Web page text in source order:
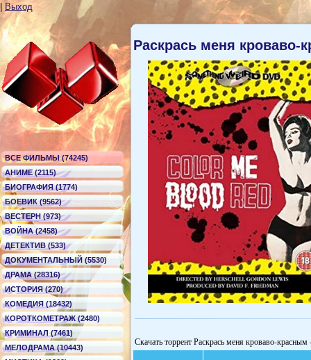
Выход
ВСЕ ФИЛЬМЫ (74245)
АНИМЕ (2115)
БИОГРАФИЯ (1774)
БОЕВИК (9562)
ВЕСТЕРН (973)
ВОЙНА (2458)
ДЕТЕКТИВ (533)
ДОКУМЕНТАЛЬНЫЙ (5530)
ДРАМА (28316)
ИСТОРИЯ (270)
КОМЕДИЯ (18432)
КОРОТКОМЕТРАЖ (2480)
КРИМИНАЛ (7461)
МЕЛОДРАМА (10443)
Раскрась меня кроваво-
Скачать торрент Раскрась меня кроваво-